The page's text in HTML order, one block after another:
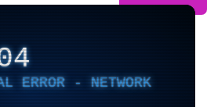
ERROR - NETWORK